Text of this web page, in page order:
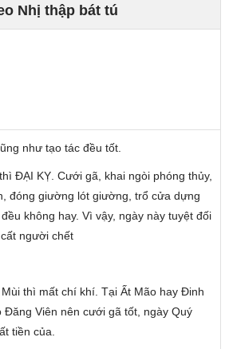
Nhị thập bát tú
như tạo tác đều tốt.
ĐẠI KỴ. Cưới gã, khai ngòi phóng thủy,
đóng giường lót giường, trổ cửa dựng
không hay. Vì vậy, ngày này tuyệt đối
người chết
thì mất chí khí. Tại Ất Mão hay Đinh
Đăng Viên nên cưới gã tốt, ngày Quý
tiền của.